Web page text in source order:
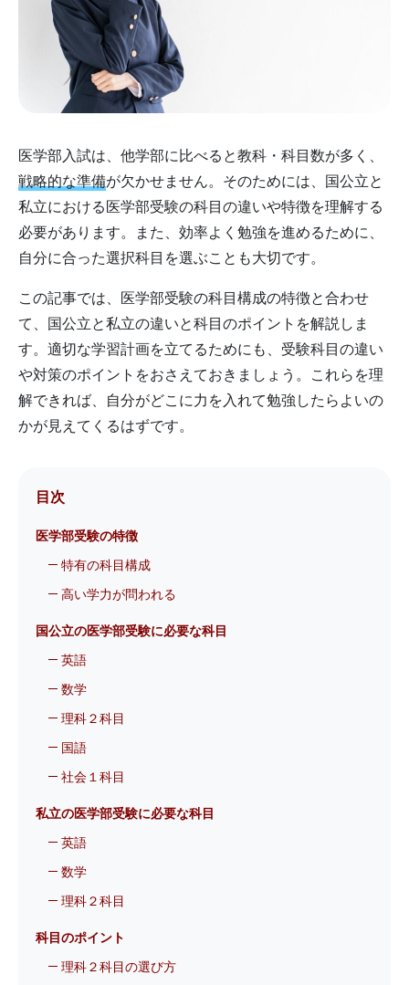
医学部入試は、他学部に比べると教科・科目数が多く、
戦略的な準備が欠かせません。そのためには、国公立と
私立における医学部受験の科目の違いや特徴を理解する
必要があります。また、効率よく勉強を進めるために、
自分に合った選択科目を選ぶことも大切です。
この記事では、医学部受験の科目構成の特徴と合わせ
て、国公立と私立の違いと科目のポイントを解説しま
す。適切な学習計画を立てるためにも、受験科目の違い
や対策のポイントをおさえておきましょう。これらを理
解できれば、自分がどこに力を入れて勉強したらよいの
かが見えてくるはずです。
目次
医学部受験の特徴
特有の科目構成
高い学力が問われる
国公立の医学部受験に必要な科目
英語
数学
理科２科目
国語
社会１科目
私立の医学部受験に必要な科目
英語
数学
理科２科目
科目のポイント
理科２科目の選び方